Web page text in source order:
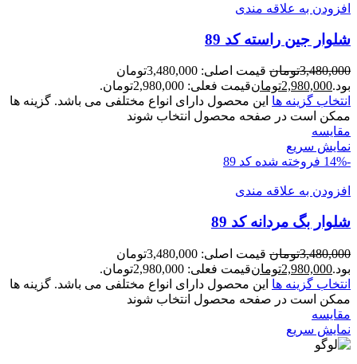
افزودن به علاقه مندی
شلوار جين راسته کد 89
3,480,000تومان
قیمت اصلی: 3,480,000تومان
بود.2,980,000تومانقیمت فعلی: 2,980,000تومان.
انتخاب گزینه ها این محصول دارای انواع مختلفی می باشد. گزینه ها
ممکن است در صفحه محصول انتخاب شوند
مقايسه
نمایش سریع
-14%
فروخته شده کد 89
افزودن به علاقه مندی
شلوار بگ مردانه کد 89
3,480,000تومان
قیمت اصلی: 3,480,000تومان
بود.2,980,000تومانقیمت فعلی: 2,980,000تومان.
انتخاب گزینه ها این محصول دارای انواع مختلفی می باشد. گزینه ها
ممکن است در صفحه محصول انتخاب شوند
مقايسه
نمایش سریع